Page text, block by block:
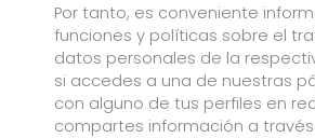
Por tanto, es conveniente
funciones y políticas sobre el
datos personales de la
si accedes a una de nuestras
con alguno de tus perfiles en
compartes información a